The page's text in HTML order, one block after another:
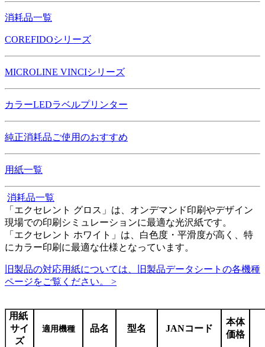
消耗品一覧
COREFIDOシリーズ
MICROLINE VINCIシリーズ
カラーLEDラベルプリンター
純正消耗品ご使用のおすすめ
用紙一覧
消耗品一覧
「エクセレント グロス」は、オンデマンド印刷やデザイン
現場での印刷シミュレーションに最適な光沢紙です。
「エクセレント ホワイト」は、白色度・平滑度が高く、特
にカラー印刷に最適な仕様となっています。
旧製品の対応用紙については、旧製品データシートの各機種
ページをご覧ください。 >
用紙
サイ
ズ
適用機種 品名 型名 JANコード
本体
価格